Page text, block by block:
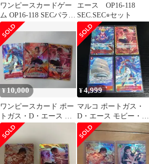
ワンピースカードゲー
ム OP16-118 SECパラレ
ル ポートガス・D・エ
ース
エース OP16-118
SEC.SEC⭐︎セット
¥10,000
ワンピースカード ポー
トガス・D・エース
SEC リーダーパラレル
¥4,999
マルコ ポートガス・
D・エース モビー・デ
ィック号 エドワード・
ニューゲート